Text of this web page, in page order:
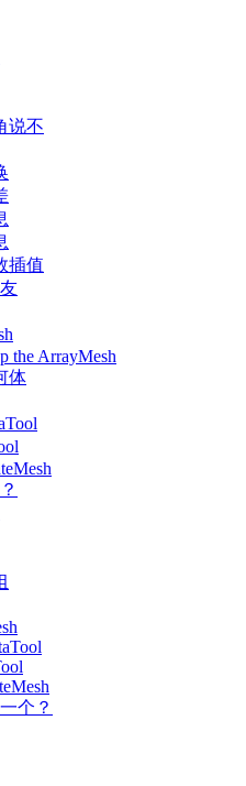
说不
插值
the ArrayMesh
体
个？